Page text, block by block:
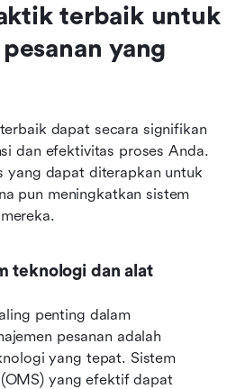
terbaik untuk
yang
dapat secara signifikan
dan efektivitas proses Anda.
yang dapat diterapkan untuk
pun meningkatkan sistem
teknologi dan alat
penting dalam
pesanan adalah
yang tepat. Sistem
yang efektif dapat